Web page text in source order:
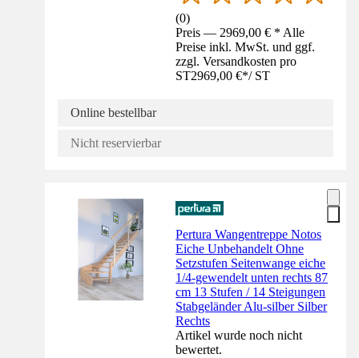
(0)
Preis — 2969,00 € * Alle
Preise inkl. MwSt. und ggf.
zzgl. Versandkosten pro
ST2969,00 €*/ ST
Online bestellbar
Nicht reservierbar
Pertura Wangentreppe Notos
Eiche Unbehandelt Ohne
Setzstufen Seitenwange eiche
1/4-gewendelt unten rechts 87
cm 13 Stufen / 14 Steigungen
Stabgeländer Alu-silber Silber
Rechts
Artikel wurde noch nicht
bewertet.